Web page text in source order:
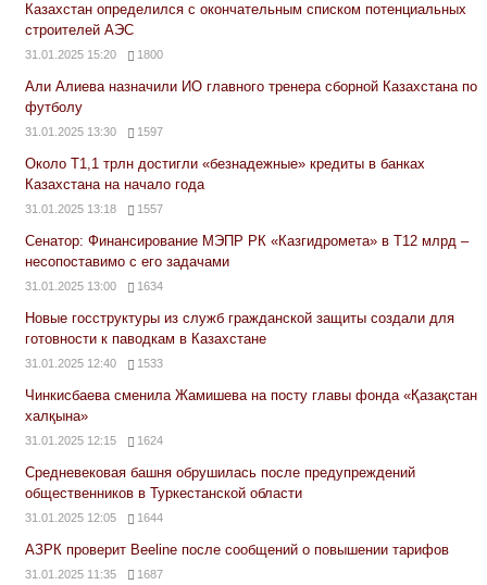
Казахстан определился с окончательным списком потенциальных
строителей АЭС
31.01.2025 15:20 1800
Али Алиева назначили ИО главного тренера сборной Казахстана по
футболу
31.01.2025 13:30 1597
Около Т1,1 трлн достигли «безнадежные» кредиты в банках
Казахстана на начало года
31.01.2025 13:18 1557
Сенатор: Финансирование МЭПР РК «Казгидромета» в Т12 млрд –
несопоставимо с его задачами
31.01.2025 13:00 1634
Новые госструктуры из служб гражданской защиты создали для
готовности к паводкам в Казахстане
31.01.2025 12:40 1533
Чинкисбаева сменила Жамишева на посту главы фонда «Қазақстан
халқына»
31.01.2025 12:15 1624
Средневековая башня обрушилась после предупреждений
общественников в Туркестанской области
31.01.2025 12:05 1644
АЗРК проверит Beeline после сообщений о повышении тарифов
31.01.2025 11:35 1687